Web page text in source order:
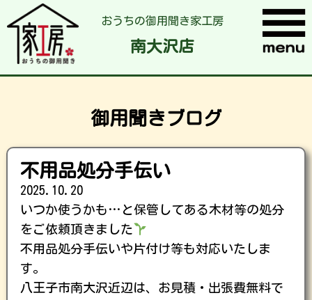
おうちの御用聞き家工房
南大沢店
御用聞きブログ
不用品処分手伝い
2025.10.20
いつか使うかも…と保管してある木材等の処分
をご依頼頂きました
不用品処分手伝いや片付け等も対応いたしま
す。
八王子市南大沢近辺は、お見積・出張費無料で